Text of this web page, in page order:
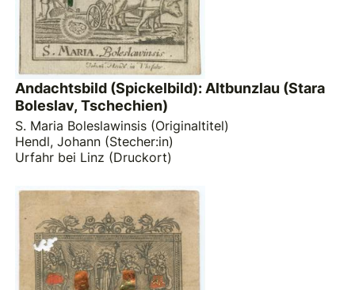
Andachtsbild (Spickelbild): Altbunzlau (Stara
Boleslav, Tschechien)
S. Maria Boleslawinsis (Originaltitel)
Hendl, Johann (Stecher:in)
Urfahr bei Linz (Druckort)